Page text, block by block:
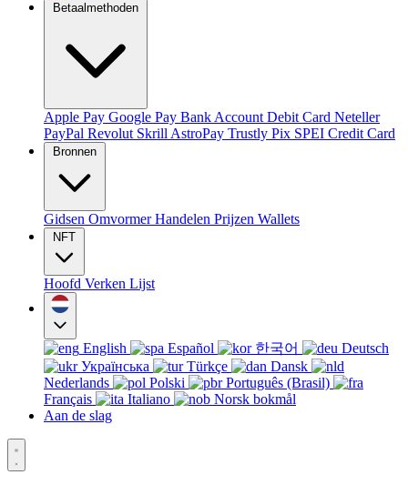
Betaalmethoden
Apple Pay Google Pay Bank Account Debit Card Neteller
PayPal Revolut Skrill AstroPay Trustly Pix SPEI Credit Card
Bronnen
Gidsen OmvormerHandelen Prijzen Wallets
NFT
Hoofd Verken Lijst
English Español 한국어
Deutsch
Українська
Türkçe
Dansk
Nederlands
Polski
Português (Brasil)
Français
Italiano
Norsk bokmål
Aan de slag